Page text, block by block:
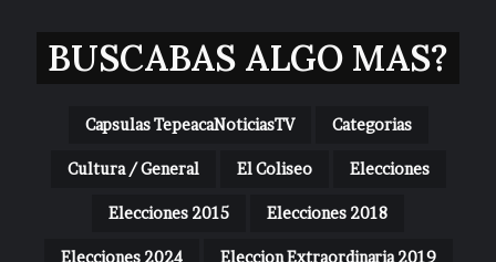
BUSCABAS ALGO MAS?
Capsulas TepeacaNoticiasTV Categorias
Cultura / General El Coliseo Elecciones
Elecciones 2015 Elecciones 2018
Elecciones 2024 Eleccion Extraordinaria 2019